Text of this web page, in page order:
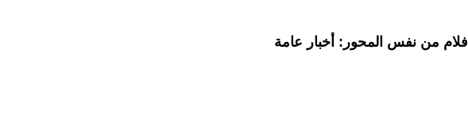
افلام من نفس المحور: أخبار عامة